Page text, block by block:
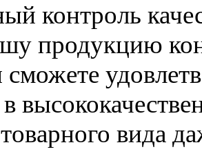
контроль
продукцию
вида